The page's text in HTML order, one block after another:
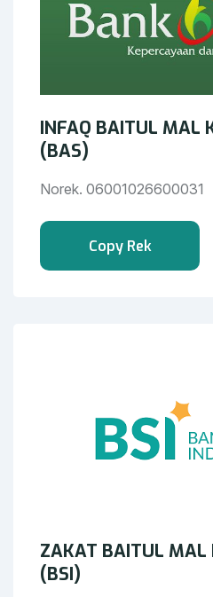
INFAQ BAITUL MAL
(BAS)
Norek. 06001026600031
Copy Rek
ZAKAT BAITUL MAL
(BSI)